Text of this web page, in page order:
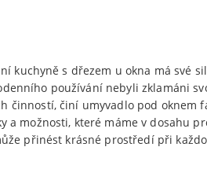
kuchyně s dřezem u okna má své
používání nebyli zklamáni
činností, činí umyvadlo pod oknem
a možnosti, které máme v dosahu
přinést krásné prostředí při